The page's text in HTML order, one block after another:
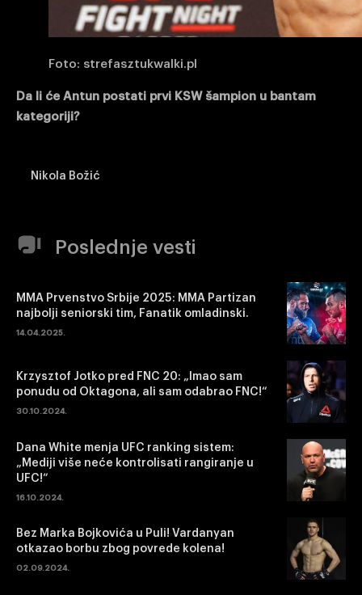
Foto: strefasztukwalki.pl
Da li će Antun postati prvi KSW šampion u bantam
kategoriji?
Nikola Božić
Poslednje vesti
MMA Prvenstvo Srbije 2025: MMA Partizan
najbolji seniorski tim, Fanatik omladinski.
14.04.2025.
Krzysztof Jotko pred FNC 20: „Imao sam
ponudu od Oktagona, ali sam odabrao FNC!“
30.10.2024.
Dana White menja UFC ranking sistem:
„Mediji više neće kontrolisati rangiranje u
UFC!“
16.10.2024.
Bez Marka Bojkovića u Puli! Vardanyan
otkazao borbu zbog povrede kolena!
02.09.2024.